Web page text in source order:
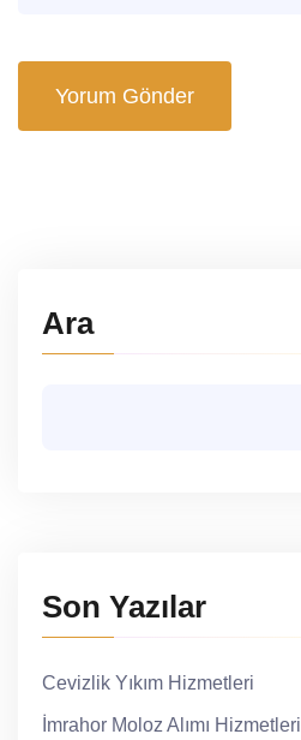
Yorum Gönder
Ara
Son Yazılar
Cevizlik Yıkım Hizmetleri
İmrahor Moloz Alımı Hizmetleri